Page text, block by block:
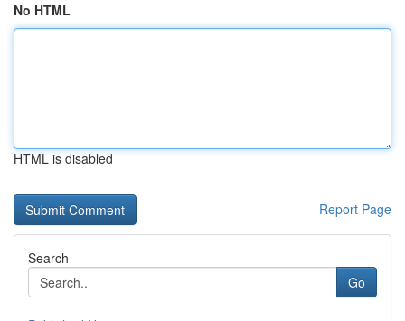
No HTML
HTML is disabled
Report Page
Search
Go